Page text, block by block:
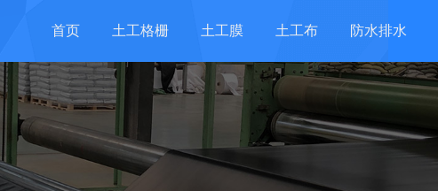
首页 土工格栅 土工膜 土工布 防水排水